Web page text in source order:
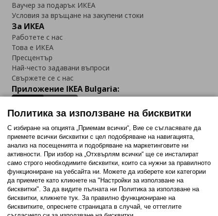
Ваучер за подарък ИКЕА
Условия за връщане на закупени стоки
За ИКЕА
Работете с нас
Това е ИКЕА
Пресцентър
Най-често задавани въпроси
Свържете се с нас
Приложение IKEA Bulgaria:
Последвайте ни:
FacebookTwitterYoutubePinterestInstagram
Политика за използване на бисквитки
С избиране на опцията „Приемам всички“, Вие се съгласявате да
приемете всички бисквитки с цел подобряване на навигацията,
анализ на посещенията и подобряване на маркетинговите ни
активности. При избор на „Отхвърлям всички“ ще се инсталират
само строго необходимитe бисквитки, които са нужни за правилното
функциониране на уебсайта ни. Можете да изберете кои категории
да приемете като кликнете на "Настройки за използване на
бисквитки". За да видите пълната ни Политика за използване на
бисквитки, кликнете тук. За правилно функциониране на
бисквитките, опреснете страницата в случай, че оттеглите